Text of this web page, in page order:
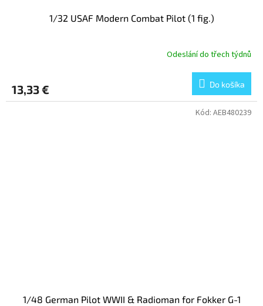
1/32 USAF Modern Combat Pilot (1 fig.)
Odeslání do třech týdnů
13,33 € Do košíka
1/48 German Pilot WWII & Radioman for Fokker G-1
Kód: AEB480239